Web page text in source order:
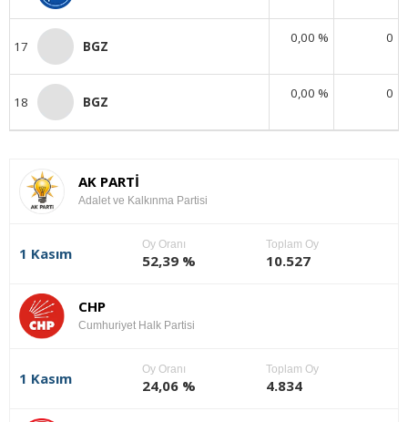
17 BGZ
0,00 % 0
18 BGZ
0,00 % 0
AK PARTİ
Adalet ve Kalkınma Partisi
1 Kasım
Oy Oranı
52,39 %
Toplam Oy
10.527
CHP
Cumhuriyet Halk Partisi
1 Kasım
Oy Oranı
24,06 %
Toplam Oy
4.834